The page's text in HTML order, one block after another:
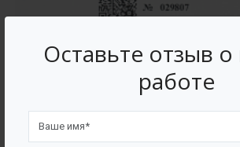
Оставьте отзыв
работе